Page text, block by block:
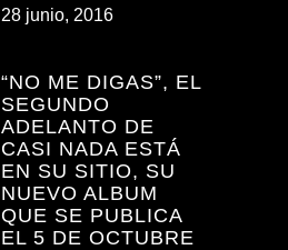
28 junio, 2016
“NO ME DIGAS”, EL
SEGUNDO
ADELANTO DE
CASI NADA ESTÁ
EN SU SITIO, SU
NUEVO ALBUM
QUE SE PUBLICA
EL 5 DE OCTUBRE